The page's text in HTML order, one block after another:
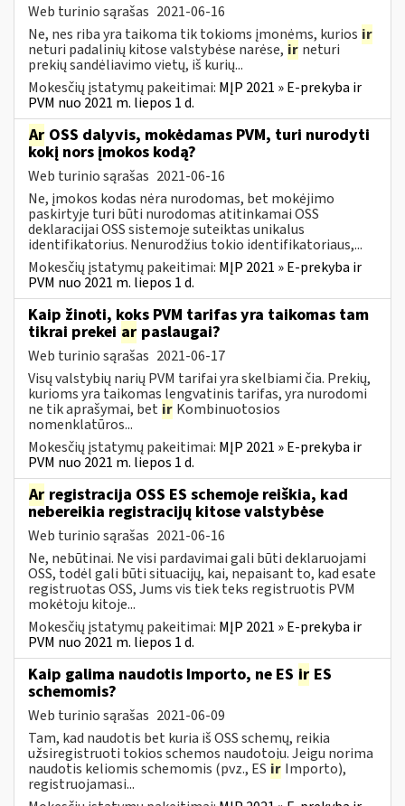
Web turinio sąrašas 2021-06-16
Ne, nes riba yra taikoma tik tokioms įmonėms, kurios ir
neturi padalinių kitose valstybėse narėse, ir neturi
prekių sandėliavimo vietų, iš kurių...
Mokesčių įstatymų pakeitimai: MĮP 2021 » E-prekyba ir
PVM nuo 2021 m. liepos 1 d.
Ar OSS dalyvis, mokėdamas PVM, turi nurodyti
kokį nors įmokos kodą?
Web turinio sąrašas 2021-06-16
Ne, įmokos kodas nėra nurodomas, bet mokėjimo
paskirtyje turi būti nurodomas atitinkamai OSS
deklaracijai OSS sistemoje suteiktas unikalus
identifikatorius. Nenurodžius tokio identifikatoriaus,...
Mokesčių įstatymų pakeitimai: MĮP 2021 » E-prekyba ir
PVM nuo 2021 m. liepos 1 d.
Kaip žinoti, koks PVM tarifas yra taikomas tam
tikrai prekei ar paslaugai?
Web turinio sąrašas 2021-06-17
Visų valstybių narių PVM tarifai yra skelbiami čia. Prekių,
kurioms yra taikomas lengvatinis tarifas, yra nurodomi
ne tik aprašymai, bet ir Kombinuotosios
nomenklatūros...
Mokesčių įstatymų pakeitimai: MĮP 2021 » E-prekyba ir
PVM nuo 2021 m. liepos 1 d.
Ar registracija OSS ES schemoje reiškia, kad
nebereikia registracijų kitose valstybėse
Web turinio sąrašas 2021-06-16
Ne, nebūtinai. Ne visi pardavimai gali būti deklaruojami
OSS, todėl gali būti situacijų, kai, nepaisant to, kad esate
registruotas OSS, Jums vis tiek teks registruotis PVM
mokėtoju kitoje...
Mokesčių įstatymų pakeitimai: MĮP 2021 » E-prekyba ir
PVM nuo 2021 m. liepos 1 d.
Kaip galima naudotis Importo, ne ES ir ES
schemomis?
Web turinio sąrašas 2021-06-09
Tam, kad naudotis bet kuria iš OSS schemų, reikia
užsiregistruoti tokios schemos naudotoju. Jeigu norima
naudotis keliomis schemomis (pvz., ES ir Importo),
registruojamasi...